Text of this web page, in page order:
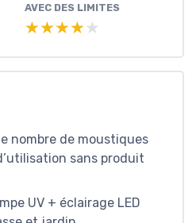
AVEC DES LIMITES
★★★★★
★★★★★
nombre de moustiques
sans produit
UV + éclairage LED